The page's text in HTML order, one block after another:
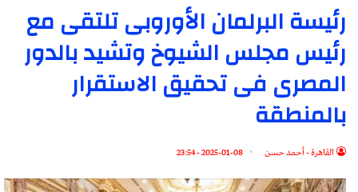
رئيسة البرلمان الأوروبى تلتقى مع
رئيس مجلس الشيوخ وتشيد بالدور
المصرى فى تحقيق الاستقرار
بالمنطقة
القاهرة - أحمد حسن 2025-01-08 - 23:54